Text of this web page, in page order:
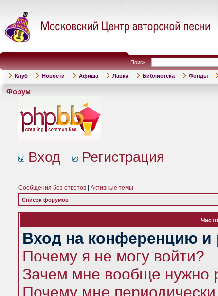
Поиск:
Клуб Новости Афиша Лавка Библиотека Фонды
Форум
Вход Регистрация
Сообщения без ответов Активные темы
Список форумов
Вход на конференцию и
Почему я не могу войти?
Зачем мне вообще нужно
Почему мне